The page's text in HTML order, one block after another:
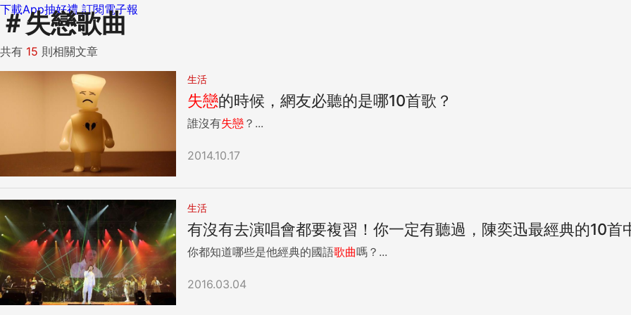
下載App抽好禮 訂閱電子報
＃失戀歌曲
共有 15 則相關文章
生活
失戀的時候，網友必聽的是哪10首歌？
誰沒有失戀 ？...
2014.10.17
生活
有沒有去演唱會都要複習！你一定有聽過，陳奕迅最經典的10首
你都知道哪些是他經典的國語歌曲嗎？...
2016.03.04